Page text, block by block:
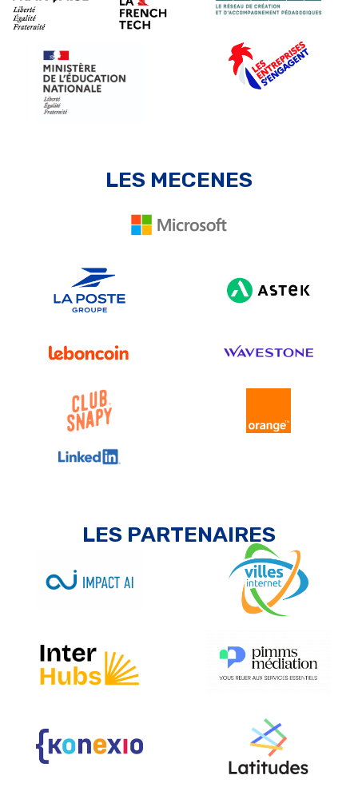
LES MECENES
LES PARTENAIRES